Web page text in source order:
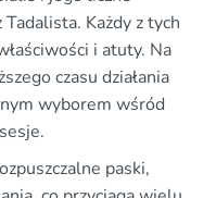
Każdy z tych
i atuty. Na
czasu działania
wyborem wśród
paski,